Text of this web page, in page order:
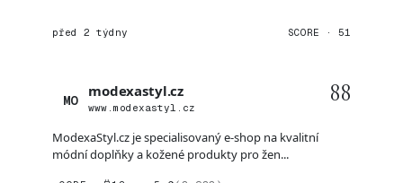
před 2 týdny SCORE · 51
MO
modexastyl.cz
www.modexastyl.cz
88
ModexaStyl.cz je specialisovaný e-shop na kvalitní
módní doplňky a kožené produkty pro žen...